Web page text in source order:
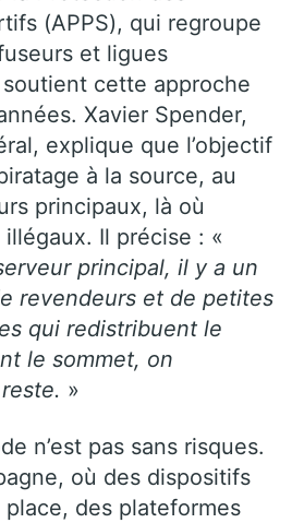
(APPS), qui regroupe
et ligues
cette approche
Xavier Spender,
explique que l’objectif
à la source, au
principaux, là où
Il précise : «
principal, il y a un
revendeurs et de petites
qui redistribuent le
le sommet, on
»
n’est pas sans risques.
où des dispositifs
des plateformes